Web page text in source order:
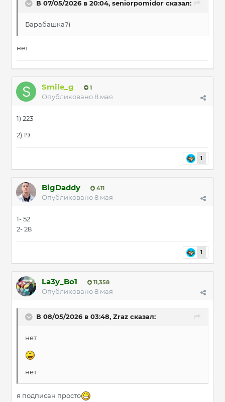
В 07/05/2026 в 20:04, seniorpomidor сказал:
Барабашка?)
нет
Smile_g 1
Опубликовано8 мая
1) 223
2) 19
1
BigDaddy 411
Опубликовано8 мая
1- 52
2- 28
1
La3y_Bo1 11,358
Опубликовано8 мая
В 08/05/2026 в 03:48, Zraz сказал:
нет
нет
я подписан просто